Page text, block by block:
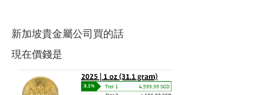
新加坡貴金屬公司買的話
現在價錢是